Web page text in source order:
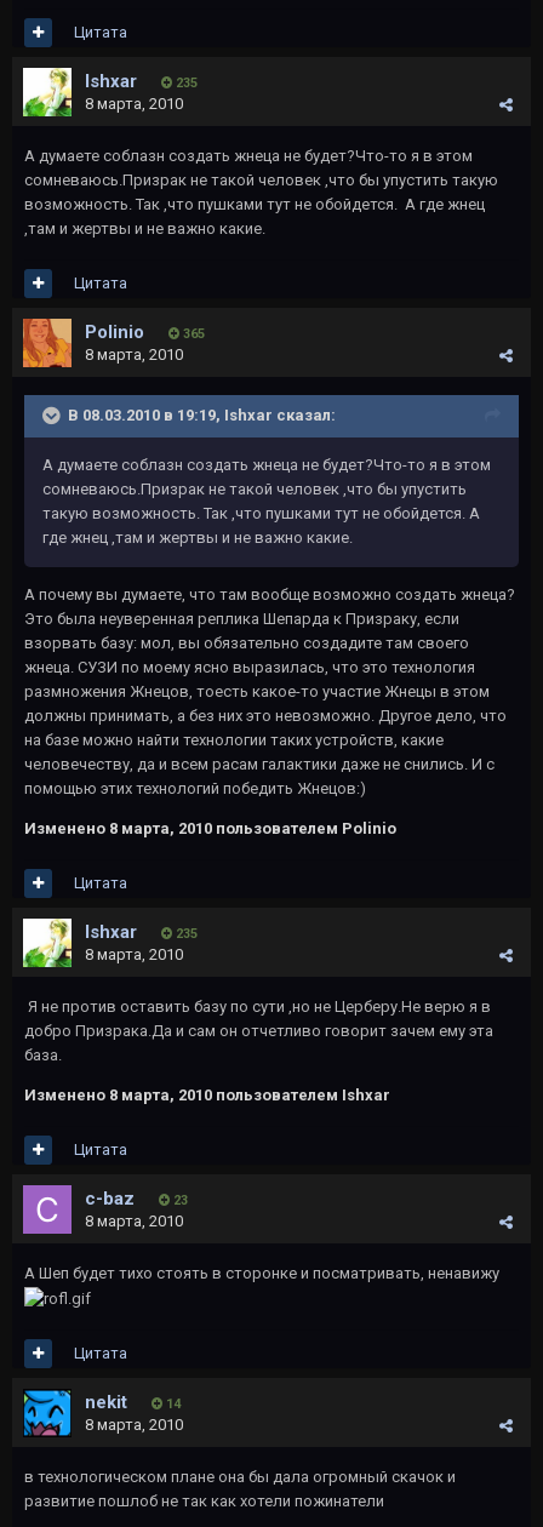
Цитата
Ishxar 235
8 марта, 2010
А думаете соблазн создать жнеца не будет?Что-то я в этом
сомневаюсь.Призрак не такой человек ,что бы упустить такую
возможность. Так ,что пушками тут не обойдется. А где жнец
,там и жертвы и не важно какие.
Цитата
Polinio 365
8 марта, 2010
В 08.03.2010 в 19:19, Ishxar сказал:
А думаете соблазн создать жнеца не будет?Что-то я в этом
сомневаюсь.Призрак не такой человек ,что бы упустить
такую возможность. Так ,что пушками тут не обойдется. А
где жнец ,там и жертвы и не важно какие.
А почему вы думаете, что там вообще возможно создать жнеца?
Это была неуверенная реплика Шепарда к Призраку, если
взорвать базу: мол, вы обязательно создадите там своего
жнеца. СУЗИ по моему ясно выразилась, что это технология
размножения Жнецов, тоесть какое-то участие Жнецы в этом
должны принимать, а без них это невозможно. Другое дело, что
на базе можно найти технологии таких устройств, какие
человечеству, да и всем расам галактики даже не снились. И с
помощью этих технологий победить Жнецов:)
Изменено 8 марта, 2010 пользователем Polinio
Цитата
Ishxar 235
8 марта, 2010
Я не против оставить базу по сути ,но не Церберу.Не верю я в
добро Призрака.Да и сам он отчетливо говорит зачем ему эта
база.
Изменено 8 марта, 2010 пользователем Ishxar
Цитата
c-baz 23
8 марта, 2010
А Шеп будет тихо стоять в сторонке и посматривать, ненавижу
Цитата
nekit 14
8 марта, 2010
в технологическом плане она бы дала огромный скачок и
развитие пошлоб не так как хотели пожинатели